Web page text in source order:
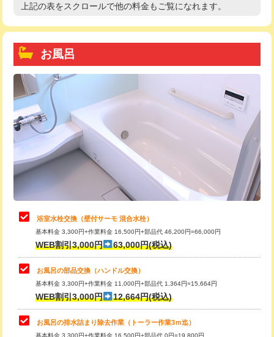
高度高圧洗浄換 現地調査
トーラー機使用/3mまで
追加トーラー機使用/3m超え
カメラ調査 33,000円
桝清掃 8,800円
止水・漏水調査・防水処理・清掃・修
理・調整・分解・加工など（軽作業）
止水・漏水調査・防水処理・清掃・修
理・調整・分解・加工など（中作業）
22,000円
止水・漏水調査・防水処理・清掃・修
理・調整・分解・加工など（重作業）
33,000円
トイレタンク脱着
トイレ便器脱着
タンクレストイレ脱着 33,000円
上記の表をスクロールで他の料金もご覧になれます。
お風呂
浴室水栓交換（壁付サーモ 混合水栓）
基本料金 3,300円+作業料金 16,500円+部品代 46,200円=66,000円
WEB割引3,000円 63,000円(税込)
お風呂の部品交換（ハンドル交換）
基本料金 3,300円+作業料金 11,000円+部品代 1,364円=15,664円
WEB割引3,000円 12,664円(税込)
お風呂の排水詰まり除去作業（トーラー作業3ｍ迄）
基本料金 3,300円+作業料金 16,500円+部品代 0円=19,800円